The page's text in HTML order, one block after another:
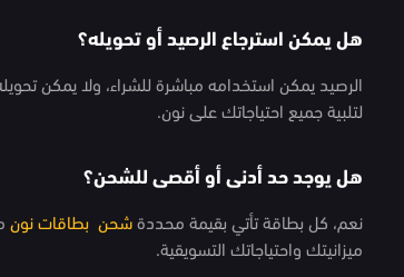
هل يمكن استرجاع الرصيد أو تحويله؟
الرصيد يمكن استخدامه مباشرة للشراء، ولا يمكن
لتلبية جميع احتياجاتك على نون.
هل يوجد حد أدنى أو أقصى للشحن؟
نعم، كل بطاقة تأتي بقيمة محددةشحن بطاقات نون
ميزانيتك واحتياجاتك التسويقية.